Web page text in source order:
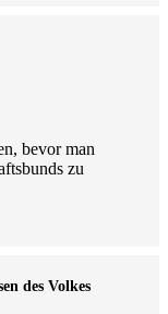
bevor man
zu
des Volkes